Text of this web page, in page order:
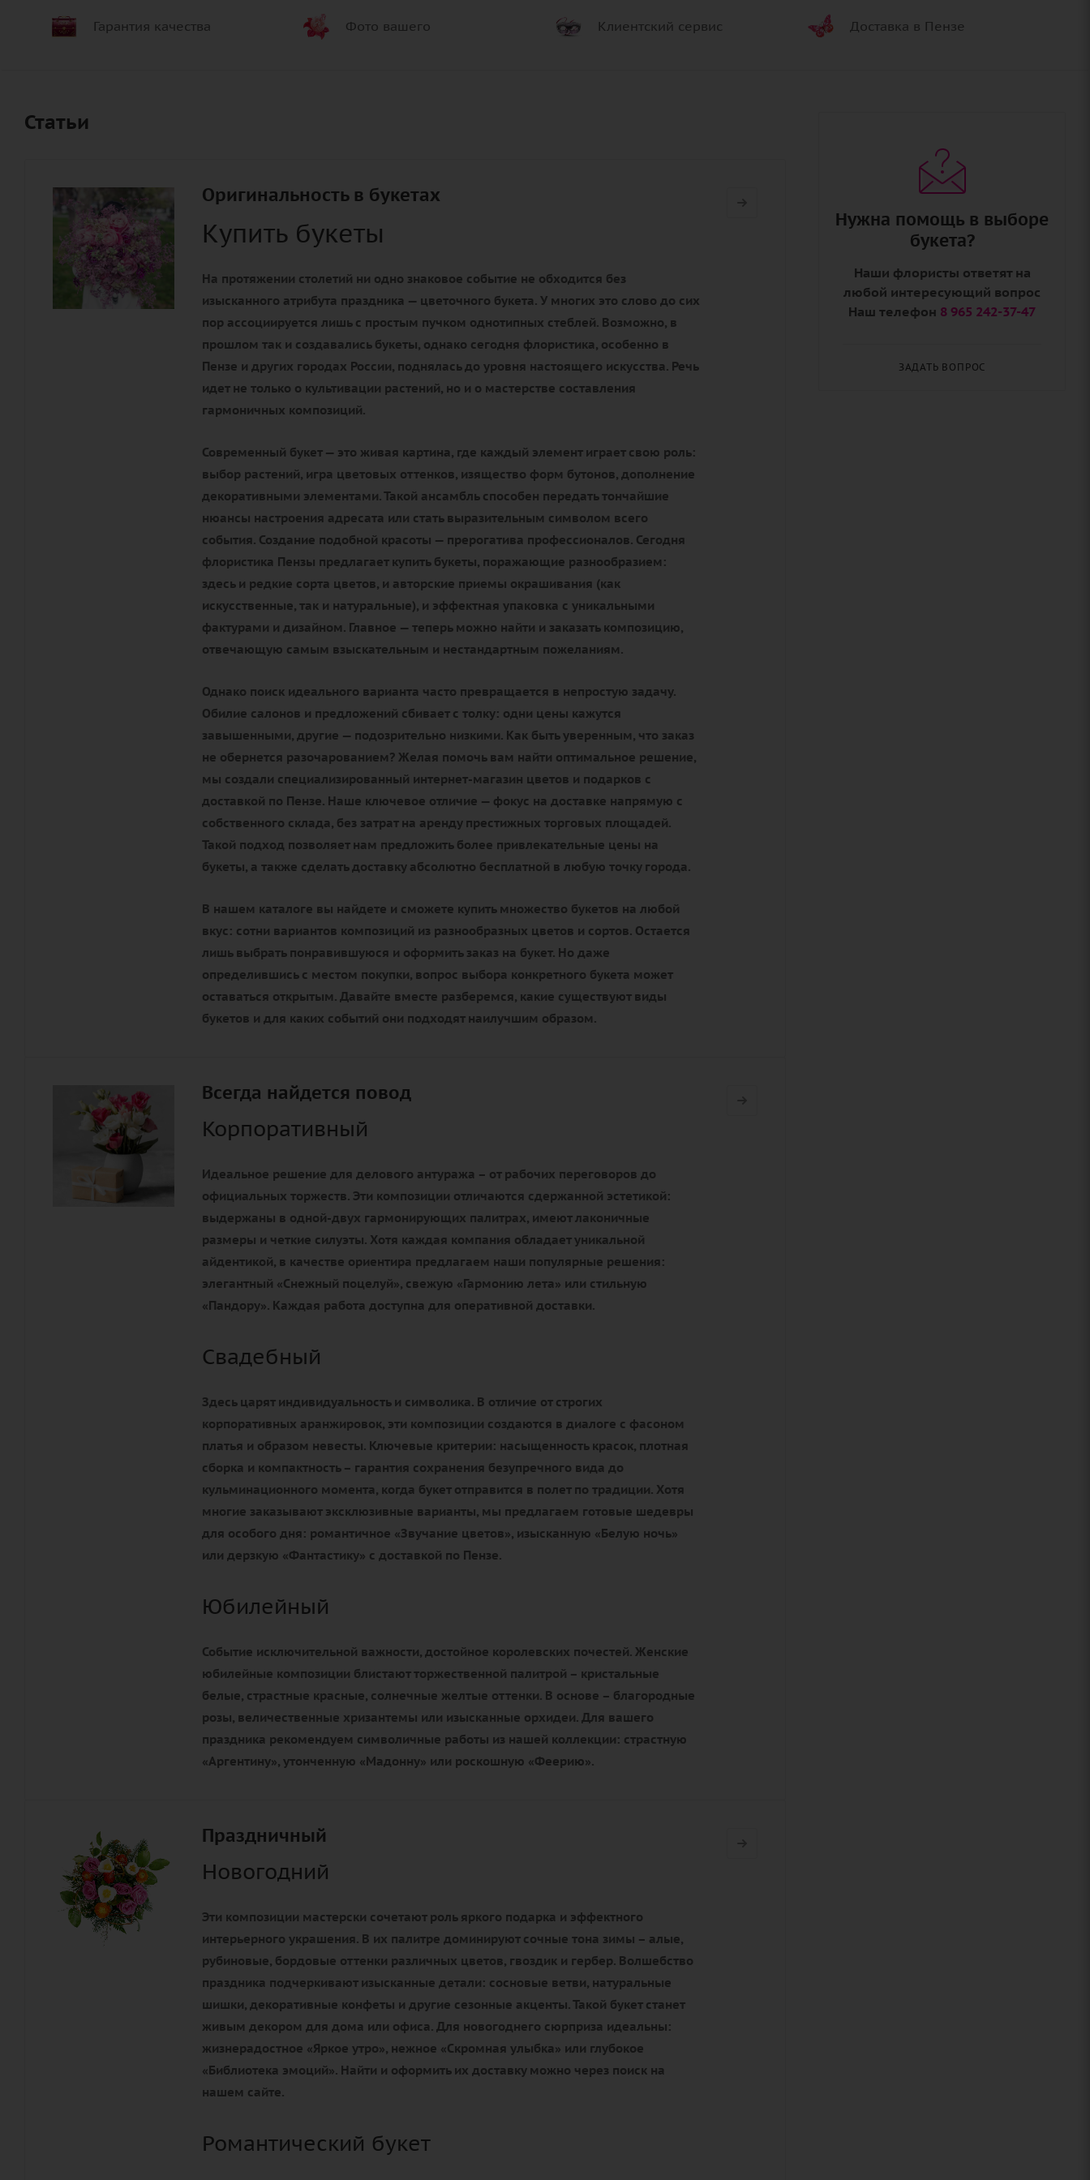
Гарантия качества Фото вашего Клиентский сервис Доставка в Пензе
Статьи
Оригинальность в букетах
Купить букеты
На протяжении столетий ни одно знаковое событие не обходится без
изысканного атрибута праздника — цветочного букета. У многих это слово до сих
пор ассоциируется лишь с простым пучком однотипных стеблей. Возможно, в
прошлом так и создавались букеты, однако сегодня флористика, особенно в
Пензе и других городах России, поднялась до уровня настоящего искусства. Речь
идет не только о культивации растений, но и о мастерстве составления
гармоничных композиций.
Современный букет — это живая картина, где каждый элемент играет свою роль:
выбор растений, игра цветовых оттенков, изящество форм бутонов, дополнение
декоративными элементами. Такой ансамбль способен передать тончайшие
нюансы настроения адресата или стать выразительным символом всего
события. Создание подобной красоты — прерогатива профессионалов. Сегодня
флористика Пензы предлагает купить букеты, поражающие разнообразием:
здесь и редкие сорта цветов, и авторские приемы окрашивания (как
искусственные, так и натуральные), и эффектная упаковка с уникальными
фактурами и дизайном. Главное — теперь можно найти и заказать композицию,
отвечающую самым взыскательным и нестандартным пожеланиям.
Однако поиск идеального варианта часто превращается в непростую задачу.
Обилие салонов и предложений сбивает с толку: одни цены кажутся
завышенными, другие — подозрительно низкими. Как быть уверенным, что заказ
не обернется разочарованием? Желая помочь вам найти оптимальное решение,
мы создали специализированный интернет-магазин цветов и подарков с
доставкой по Пензе. Наше ключевое отличие — фокус на доставке напрямую с
собственного склада, без затрат на аренду престижных торговых площадей.
Такой подход позволяет нам предложить более привлекательные цены на
букеты, а также сделать доставку абсолютно бесплатной в любую точку города.
В нашем каталоге вы найдете и сможете купить множество букетов на любой
вкус: сотни вариантов композиций из разнообразных цветов и сортов. Остается
лишь выбрать понравившуюся и оформить заказ на букет. Но даже
определившись с местом покупки, вопрос выбора конкретного букета может
оставаться открытым. Давайте вместе разберемся, какие существуют виды
букетов и для каких событий они подходят наилучшим образом.
Всегда найдется повод
Корпоративный
Идеальное решение для делового антуража – от рабочих переговоров до
официальных торжеств. Эти композиции отличаются сдержанной эстетикой:
выдержаны в одной-двух гармонирующих палитрах, имеют лаконичные
размеры и четкие силуэты. Хотя каждая компания обладает уникальной
айдентикой, в качестве ориентира предлагаем наши популярные решения:
элегантный «Снежный поцелуй», свежую «Гармонию лета» или стильную
«Пандору». Каждая работа доступна для оперативной доставки.
Свадебный
Здесь царят индивидуальность и символика. В отличие от строгих
корпоративных аранжировок, эти композиции создаются в диалоге с фасоном
платья и образом невесты. Ключевые критерии: насыщенность красок, плотная
сборка и компактность – гарантия сохранения безупречного вида до
кульминационного момента, когда букет отправится в полет по традиции. Хотя
многие заказывают эксклюзивные варианты, мы предлагаем готовые шедевры
для особого дня: романтичное «Звучание цветов», изысканную «Белую ночь»
или дерзкую «Фантастику» с доставкой по Пензе.
Юбилейный
Событие исключительной важности, достойное королевских почестей. Женские
юбилейные композиции блистают торжественной палитрой – кристальные
белые, страстные красные, солнечные желтые оттенки. В основе – благородные
розы, величественные хризантемы или изысканные орхидеи. Для вашего
праздника рекомендуем символичные работы из нашей коллекции: страстную
«Аргентину», утонченную «Мадонну» или роскошную «Феерию».
Праздничный
Новогодний
Эти композиции мастерски сочетают роль яркого подарка и эффектного
интерьерного украшения. В их палитре доминируют сочные тона зимы – алые,
рубиновые, бордовые оттенки различных цветов, гвоздик и гербер. Волшебство
праздника подчеркивают изысканные детали: сосновые ветви, натуральные
шишки, декоративные конфеты и другие сезонные акценты. Такой букет станет
живым декором для дома или офиса. Для новогоднего сюрприза идеальны:
жизнерадостное «Яркое утро», нежное «Скромная улыбка» или глубокое
«Библиотека эмоций». Найти и оформить их доставку можно через поиск на
нашем сайте.
Романтический букет
Нужна помощь в выборе
букета?
Наши флористы ответят на
любой интересующий вопрос
Наш телефон 8 965 242-37-47
ЗАДАТЬ ВОПРОС